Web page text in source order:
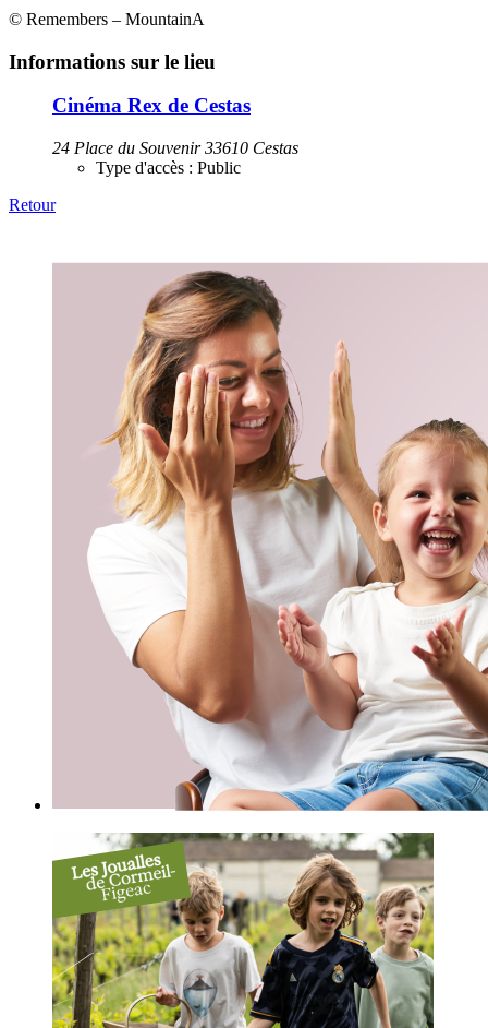
© Remembers – MountainA
Informations sur le lieu
Cinéma Rex de Cestas
24 Place du Souvenir 33610 Cestas
Type d'accès : Public
Retour